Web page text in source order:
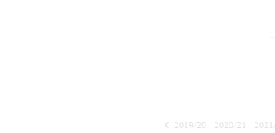
2019/20 2020/21